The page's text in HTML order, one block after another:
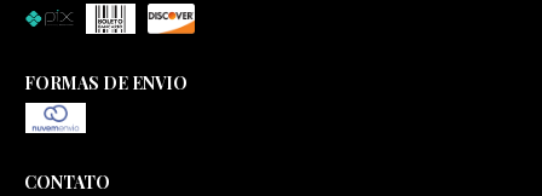
FORMAS DE ENVIO
CONTATO